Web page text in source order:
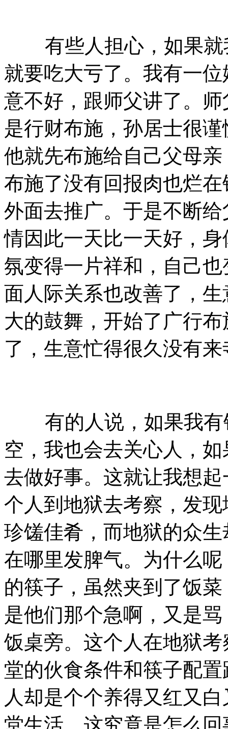
有些人担心，如果就
就要吃大亏了。我有一
意不好，跟师父讲了。
是行财布施，孙居士很
他就先布施给自己父母
布施了没有回报肉也烂
外面去推广。于是不断
情因此一天比一天好，
氛变得一片祥和，自己
面人际关系也改善了，
大的鼓舞，开始了广行
了，生意忙得很久没有
有的人说，如果我有
空，我也会去关心人，
去做好事。这就让我想
个人到地狱去考察，发
珍馐佳肴，而地狱的众
在哪里发脾气。为什么
的筷子，虽然夹到了饭
是他们那个急啊，又是
饭桌旁。这个人在地狱
堂的伙食条件和筷子配
人却是个个养得又红又
堂生活。这究竟是怎么